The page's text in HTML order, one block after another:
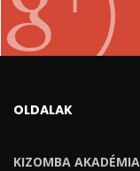
OLDALAK
KIZOMBA AKADÉMIA